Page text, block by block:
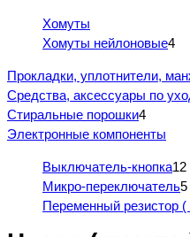
Хомуты
Хомуты нейлоновые4
Прокладки, уплотнители,
Средства, аксессуары по
Стиральные порошки4
Электронные компоненты
Выключатель-кнопка12
Микро-переключатель5
Переменный резистор (